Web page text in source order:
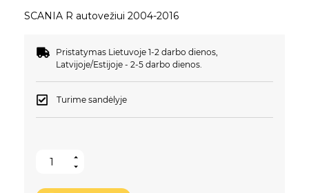
SCANIA R autovežiui 2004-2016
Pristatymas Lietuvoje 1-2 darbo dienos,
Latvijoje/Estijoje - 2-5 darbo dienos.
Turime sandėlyje